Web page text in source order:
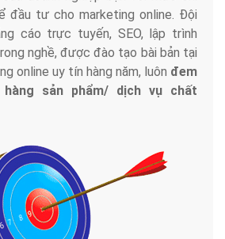
ty Việt Ads làm đối tác
thành lập từ năm 2013